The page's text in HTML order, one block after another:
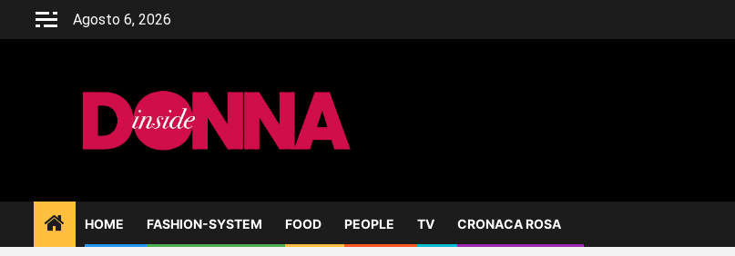
Agosto 6, 2026
HOME FASHION-SYSTEM FOOD PEOPLE TV CRONACA ROSA